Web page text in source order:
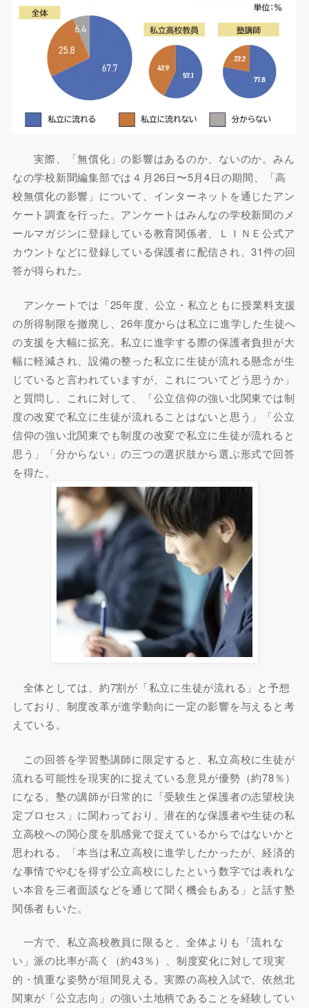
実際、「無償化」の影響はあるのか、ないのか。みん
なの学校新聞編集部では４月26日〜5月4日の期間、「高
校無償化の影響」について、インターネットを通じたアン
ケート調査を行った。アンケートはみんなの学校新聞のメ
ールマガジンに登録している教育関係者、ＬＩＮＥ公式ア
カウントなどに登録している保護者に配信され、31件の回
答が得られた。
アンケートでは「25年度、公立・私立ともに授業料支援
の所得制限を撤廃し、26年度からは私立に進学した生徒へ
の支援を大幅に拡充。私立に進学する際の保護者負担が大
幅に軽減され、設備の整った私立に生徒が流れる懸念が生
じていると言われていますが、これについてどう思うか」
と質問し、これに対して、「公立信仰の強い北関東では制
度の改変で私立に生徒が流れることはないと思う」「公立
信仰の強い北関東でも制度の改変で私立に生徒が流れると
思う」「分からない」の三つの選択肢から選ぶ形式で回答
を得た。
全体としては、約7割が「私立に生徒が流れる」と予想
しており、制度改革が進学動向に一定の影響を与えると考
えている。
この回答を学習塾講師に限定すると、私立高校に生徒が
流れる可能性を現実的に捉えている意見が優勢（約78％）
になる。塾の講師が日常的に「受験生と保護者の志望校決
定プロセス」に関わっており、潜在的な保護者や生徒の私
立高校への関心度を肌感覚で捉えているからではないかと
思われる。「本当は私立高校に進学したかったが、経済的
な事情でやむを得ず公立高校にしたという数字では表れな
い本音を三者面談などを通じて聞く機会もある」と話す塾
関係者もいた。
一方で、私立高校教員に限ると、全体よりも「流れな
い」派の比率が高く（約43％）、制度変化に対して現実
的・慎重な姿勢が垣間見える。実際の高校入試で、依然北
関東が「公立志向」の強い土地柄であることを経験してい